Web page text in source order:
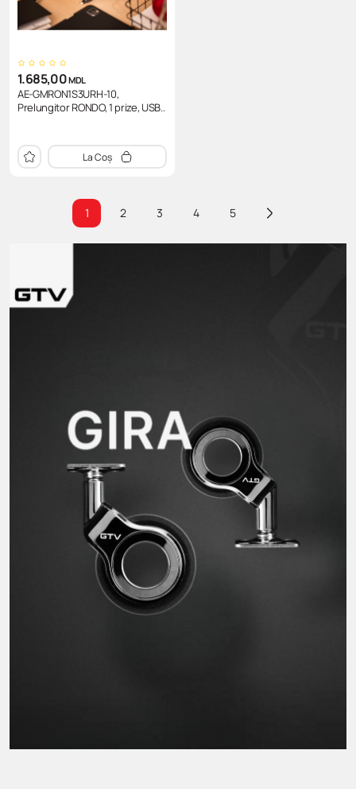
1.685,00MDL
AE-GMRON1S3URH-10,
Prelungitor RONDO, 1 prize, USB..
La Coș
1 2 3 4 5